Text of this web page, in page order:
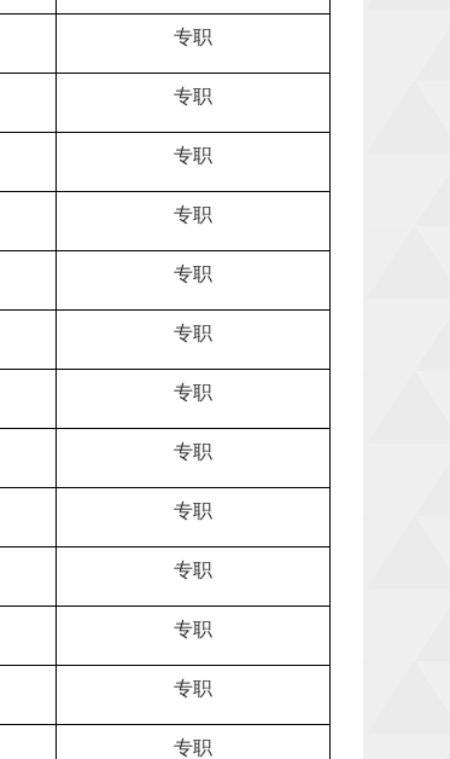
专职
专职
专职
专职
专职
专职
专职
专职
专职
专职
专职
专职
专职